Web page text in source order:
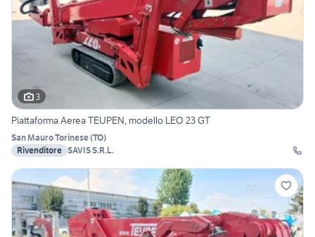
3
Piattaforma Aerea TEUPEN, modello LEO 23 GT
San Mauro Torinese(TO)
Rivenditore SAVIS S.R.L.